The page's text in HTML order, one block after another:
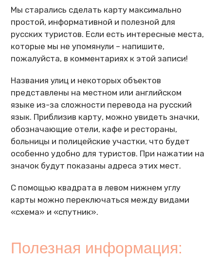
Мы старались сделать карту максимально
простой, информативной и полезной для
русских туристов. Если есть интересные места,
которые мы не упомянули – напишите,
пожалуйста, в комментариях к этой записи!
Названия улиц и некоторых объектов
представлены на местном или английском
языке из-за сложности перевода на русский
язык. Приблизив карту, можно увидеть значки,
обозначающие отели, кафе и рестораны,
больницы и полицейские участки, что будет
особенно удобно для туристов. При нажатии на
значок будут показаны адреса этих мест.
С помощью квадрата в левом нижнем углу
карты можно переключаться между видами
«схема» и «спутник».
Полезная информация: